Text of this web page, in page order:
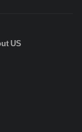
US